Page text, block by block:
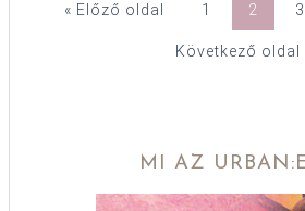
« Előző oldal 1 2 3
Következő oldal
MI AZ